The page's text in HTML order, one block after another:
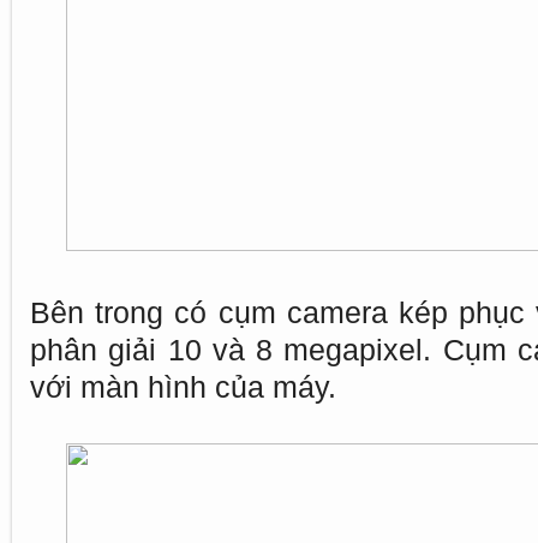
Bên trong có cụm camera kép
phân giải 10 và 8 megapixel. Cụm
với màn hình của máy.